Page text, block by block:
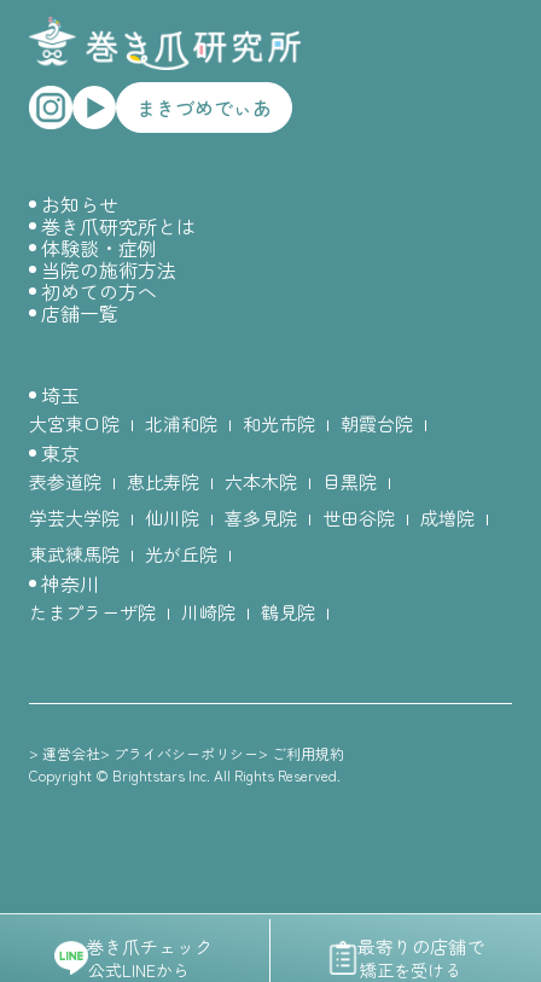
まきづめでぃあ
お知らせ
巻き爪研究所とは
体験談・症例
当院の施術方法
初めての方へ
店舗一覧
埼玉
大宮東口院 北浦和院 和光市院 朝霞台院
東京
表参道院 恵比寿院 六本木院
目黒院
学芸大学院
仙川院 喜多見院 世田谷院
成増院
東武練馬院
光が丘院
神奈川
たまプラーザ院 川崎院 鶴見院
> 運営会社> プライバシーポリシー> ご利用規約
Copyright © Brightstars Inc. All Rights Reserved.
巻き爪チェック
公式LINEから
最寄りの店舗で
矯正を受ける